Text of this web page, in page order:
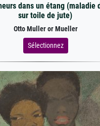
dans un étang (maladie
sur toile de jute)
Otto Muller or Mueller
Sélectionnez